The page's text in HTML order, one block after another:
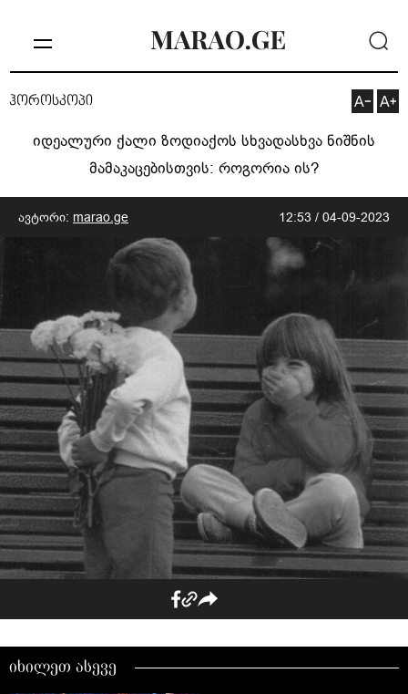
ჰოროსკოპი
იდეალური ქალი ზოდიაქოს სხვადასხვა ნიშნის
მამაკაცებისთვის: როგორია ის?
ავტორი: marao.ge 12:53 / 04-09-2023
იხილეთ ასევე